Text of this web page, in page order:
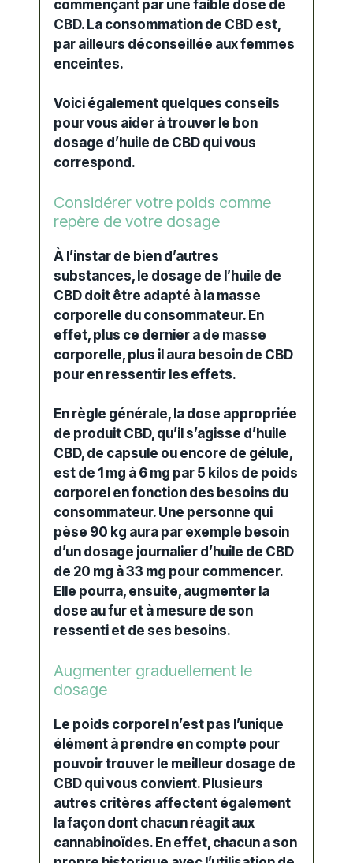
commençant par une faible dose de
CBD. La consommation de CBD est,
par ailleurs déconseillée auxfemmes
enceintes.
Voici également quelques conseils
pour vous aider à trouver le bon
dosage d’huile de CBD qui vous
correspond.
Considérer votre poids comme
repère de votre dosage
À l’instar de bien d’autres
substances, le dosage de l’huile de
CBD doit être adapté à la masse
corporelle du consommateur. En
effet, plus ce dernier a de masse
corporelle, plus il aura besoin de CBD
pour en ressentir les effets.
En règle générale, la dose appropriée
de produit CBD, qu’il s’agisse d’huile
CBD, de capsule ou encore de gélule,
est de 1 mg à 6 mg par 5 kilos de poids
corporel en fonction des besoins du
consommateur. Une personne qui
pèse 90 kg aura par exemple besoin
d’un dosage journalier d’huile de CBD
de 20 mg à 33 mg pour commencer.
Elle pourra, ensuite, augmenter la
dose au fur et à mesure de son
ressenti et de ses besoins.
Augmenter graduellement le
dosage
Le poids corporel n’est pas l’unique
élément à prendre en compte pour
pouvoir trouver le meilleur dosage de
CBD qui vous convient. Plusieurs
autres critères affectent également
la façon dont chacun réagit aux
cannabinoïdes. En effet, chacun a son